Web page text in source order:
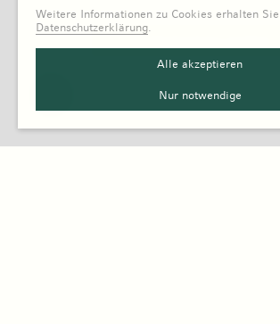
Weitere Informationen zu Cookies erhalten
Datenschutzerklärung.
Alle akzeptieren
Nur notwendige